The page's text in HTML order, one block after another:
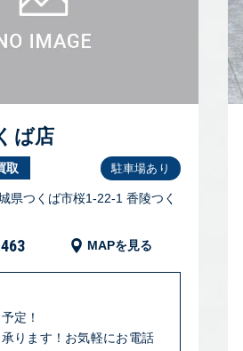
ば店
取 駐車場あり
つくば市桜1-22-1 香陵つく
MAPを見る
定！
ります！お気軽にお電話